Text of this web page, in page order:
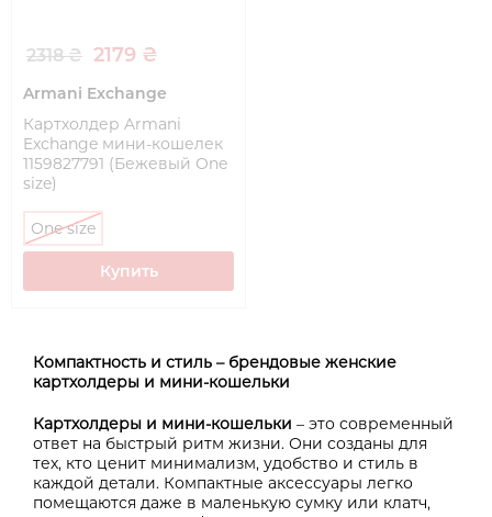
2318 ₴ 2179 ₴
Armani Exchange
Картхолдер Armani
Exchange мини-кошелек
1159827791 (Бежевый One
size)
One size
Купить
Компактность и стиль – брендовые женские
картхолдеры и мини-кошельки
Картхолдеры и мини-кошельки – это современный
ответ на быстрый ритм жизни. Они созданы для
тех, кто ценит минимализм, удобство и стиль в
каждой детали. Компактные аксессуары легко
помещаются даже в маленькую сумку или клатч,